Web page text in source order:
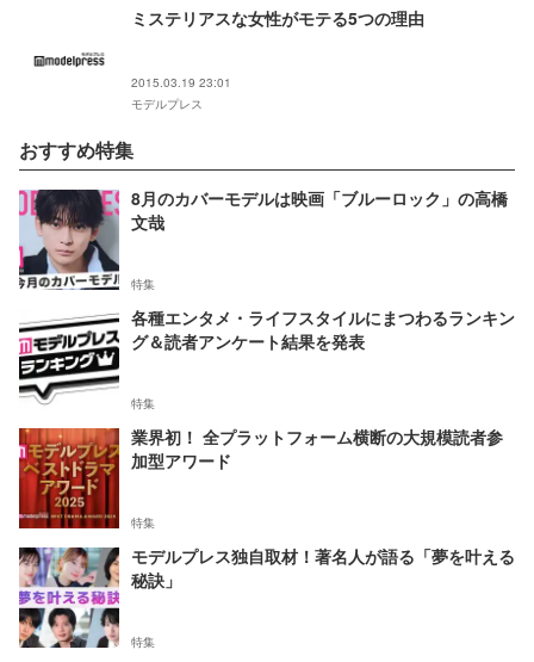
ミステリアスな女性がモテる5つの理由
2015.03.19 23:01
モデルプレス
おすすめ特集
8月のカバーモデルは映画「ブルーロック」の高橋
文哉
特集
各種エンタメ・ライフスタイルにまつわるランキン
グ＆読者アンケート結果を発表
特集
業界初！ 全プラットフォーム横断の大規模読者参
加型アワード
特集
モデルプレス独自取材！著名人が語る「夢を叶える
秘訣」
特集